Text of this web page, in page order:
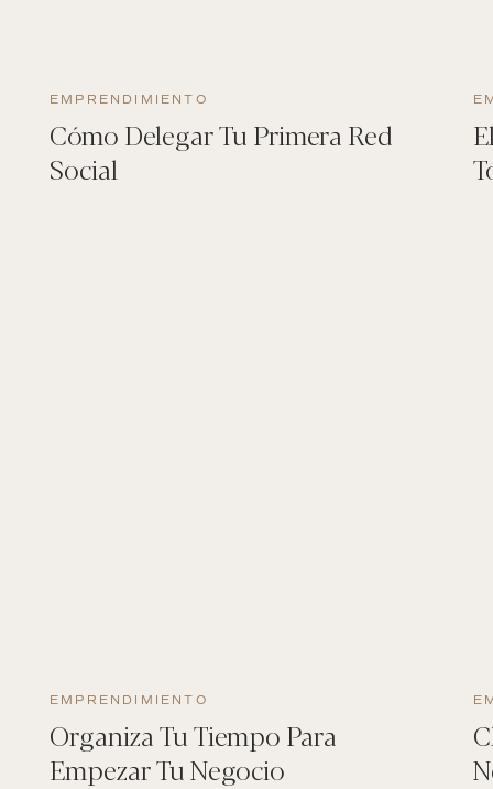
EMPRENDIMIENTO
Cómo Delegar Tu Primera Red
Social
EMPRENDIMIENTO
Organiza Tu Tiempo Para
Empezar Tu Negocio